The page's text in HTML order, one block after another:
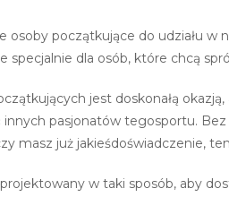
osoby początkujące do udziału w
specjalnie dla osób​,​ które chcą
jest doskonałą
innych pasjonatów tegosportu.
masz już jakieśdoświadczenie​,​
w taki sposób​,​ aby